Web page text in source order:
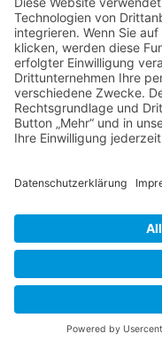
Gewinnerin
Jubiläum von
sagen, vor
Robertoauf einen
und pflanzten
neuen Rosen.
für dieses
Jeannette und